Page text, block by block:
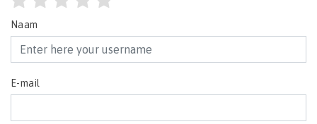
Naam
E-mail